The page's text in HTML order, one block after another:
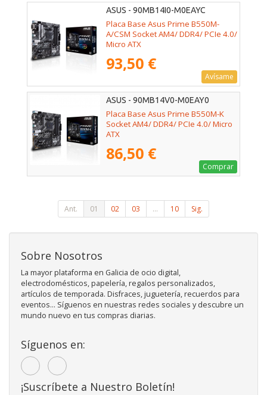
ASUS - 90MB14I0-M0EAYC
Placa Base Asus Prime B550M-
A/CSM Socket AM4/ DDR4/ PCIe 4.0/
Micro ATX
93,50 €
Avísame
ASUS - 90MB14V0-M0EAY0
Placa Base Asus Prime B550M-K
Socket AM4/ DDR4/ PCIe 4.0/ Micro
ATX
86,50 €
Comprar
Ant. 01 02 03 ... 10 Sig.
Sobre Nosotros
La mayor plataforma en Galicia de ocio digital,
electrodomésticos, papelería, regalos personalizados,
artículos de temporada. Disfraces, juguetería, recuerdos para
eventos... Síguenos en nuestras redes sociales y descubre un
mundo nuevo en tus compras diarias.
Síguenos en:
¡Suscríbete a Nuestro Boletín!